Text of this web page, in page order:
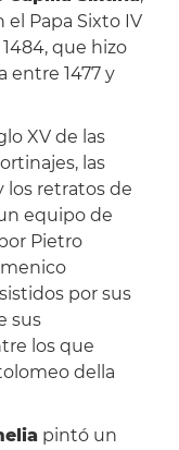
Papa Sixto IV
que hizo
entre 1477 y
XV de las
las
los retratos de
equipo de
Pietro
por sus
sus
los que
della
pintó un